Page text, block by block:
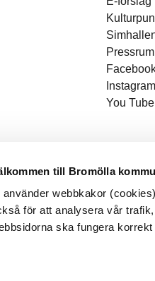
till Bromölla
använder webbkakor
för att analysera vår
ska fungera
Pressrum
Instagram
You Tube